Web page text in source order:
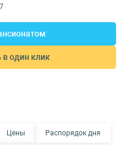
в один клик
Цены Распорядок дня